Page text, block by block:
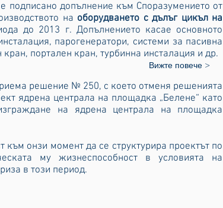
допълнение към Споразумението от
на оборудването с дълъг цикъл на
до 2013 г. Допълнението касае основното
парогенератори, системи за пасивна
портален кран, турбинна инсталация и др.
Вижте повече >
решение № 250, с което отменя решенията
ядрена централа на площадка „Белене“ като
на ядрена централа на площадка
онзи момент да се структурира проектът по
му жизнеспособност в условията на
в този период.